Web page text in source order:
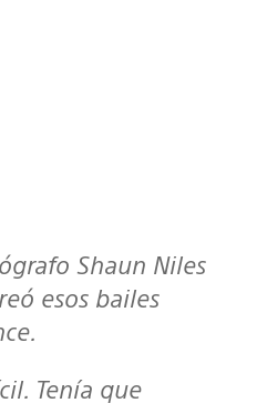
esos bailes